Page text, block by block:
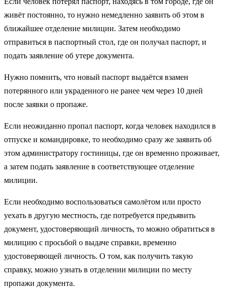
живёт постоянно, то нужно немедленно заявить об этом в
ближайшее отделение милиции. Затем необходимо
отправиться в паспортный стол, где он получал паспорт, и
подать заявление об утере документа.
Нужно помнить, что новый паспорт выдаётся взамен
потерянного или украденного не ранее чем через 10 дней
после заявки о пропаже.
Если неожиданно пропал паспорт, когда человек находился в
отпуске и командировке, то необходимо сразу же заявить об
этом администратору гостиницы, где он временно проживает,
а затем подать заявление в соответствующее отделение
милиции.
Если необходимо воспользоваться самолётом или просто
уехать в другую местность, где потребуется предъявить
документ, удостоверяющий личность, то можно обратиться в
милицию с просьбой о выдаче справки, временно
удостоверяющей личность. О том, как получить такую
справку, можно узнать в отделении милиции по месту
пропажи документа.